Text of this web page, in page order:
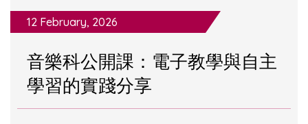
12 February, 2026
音樂科公開課：電子教學與自主
學習的實踐分享